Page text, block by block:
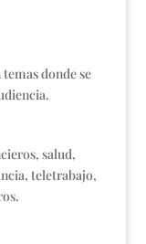
donde se
salud,
teletrabajo,